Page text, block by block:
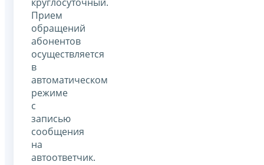
Прием
обращений
абонентов
осуществляется
в
автоматическом
режиме
с
записью
сообщения
на
автоответчик.